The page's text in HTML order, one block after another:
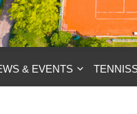
& EVENTS